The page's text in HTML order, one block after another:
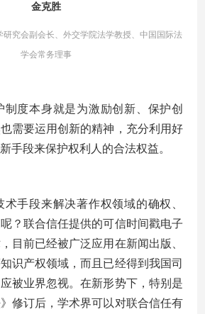
金克胜
究会副会长、外交学院法学教授、中国国际法
学会常务理事
制度本身就是为激励创新、保护创
需要运用创新的精神，充分利用好
手段来保护权利人的合法权益。
术手段来解决著作权领域的确权、
？联合信任提供的可信时间戳电子
目前已经被广泛应用在新闻出版、
识产权领域，而且已经得到我国司
被业界忽视。在新形势下，特别是
修订后，学术界可以对联合信任有